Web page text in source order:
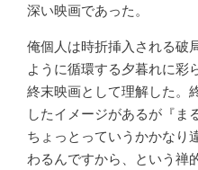
深い映画であった。
俺個人は時折挿入される破
ように循環する夕暮れに彩
終末映画として理解した。
したイメージがあるが『ま
ちょっとっていうかかなり
わるんですから、という禅